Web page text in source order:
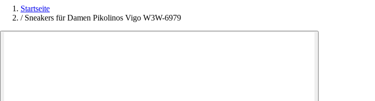
Startseite
/ Sneakers für Damen Pikolinos Vigo W3W-6979